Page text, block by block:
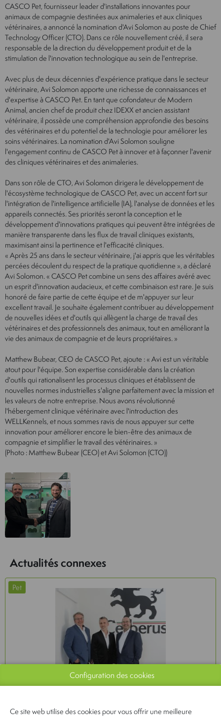
CASCO Pet, fournisseur leader d'installations innovantes pour
animaux de compagnie destinées aux animaleries et aux cliniques
vétérinaires, a annoncé la nomination d'Avi Solomon au poste de Chief
Technology Officer (CTO). Dans ce rôle nouvellement créé, il sera
responsable de la direction du développement produit et de la
stimulation de l'innovation technologique au sein de l'entreprise.
Avec plus de deux décennies d'expérience pratique dans le secteur
vétérinaire, Avi Solomon apporte une richesse de connaissances et
d'expertise à CASCO Pet. En tant que cofondateur de Modern
Animal, ancien chef de produit chez IDEXX et ancien assistant
vétérinaire, il possède une compréhension approfondie des besoins
des vétérinaires et du potentiel de la technologie pour améliorer les
soins vétérinaires. La nomination d'Avi Solomon souligne
l'engagement continu de CASCO Pet à innover et à façonner l'avenir
des cliniques vétérinaires et des animaleries.
Dans son rôle de CTO, Avi Solomon dirigera le développement de
l'écosystème technologique de CASCO Pet, avec un accent fort sur
l'intégration de l'intelligence artificielle (IA), l'analyse de données et les
appareils connectés. Ses priorités seront la conception et le
développement d'innovations pratiques qui peuvent être intégrées de
manière transparente dans les flux de travail cliniques existants,
maximisant ainsi la pertinence et l'efficacité cliniques.
« Après 25 ans dans le secteur vétérinaire, j'ai appris que les véritables
percées découlent du respect de la pratique quotidienne », a déclaré
Avi Solomon. « CASCO Pet combine un sens des affaires avéré avec
un esprit d'innovation audacieux, et cette combinaison est rare. Je suis
honoré de faire partie de cette équipe et de m'appuyer sur leur
excellent travail. Je souhaite également contribuer au développement
de nouvelles idées et d'outils qui allègent la charge de travail des
vétérinaires et des professionnels des animaux, tout en améliorant la
vie des animaux de compagnie et de leurs propriétaires. »
Matthew Bubear, CEO de CASCO Pet, ajoute : « Avi est un véritable
atout pour l'équipe. Son expertise considérable dans la création
d'outils qui rationalisent les processus cliniques et établissent de
nouvelles normes industrielles s'aligne parfaitement avec la mission et
les valeurs de notre entreprise. Nous avons révolutionné
l'hébergement clinique vétérinaire avec l'introduction des
WELLKennels, et nous sommes ravis de nous appuyer sur cette
innovation pour améliorer encore le bien-être des animaux de
compagnie et simplifier le travail des vétérinaires. »
(Photo : Matthew Bubear (CEO) et Avi Solomon (CTO))
Actualités connexes
Pet
GIMBORN ET CEBERUS UNISSENT LEURS
Configuration des cookies
Ce site web utilise des cookies pour vous offrir une meilleure